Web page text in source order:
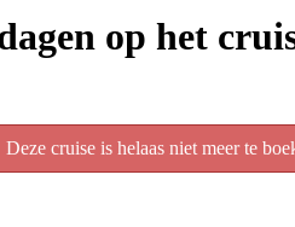
op het
Deze cruise is helaas niet meer te